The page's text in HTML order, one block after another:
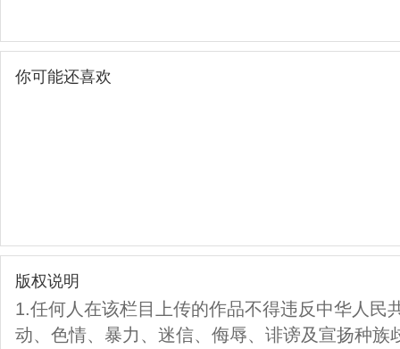
你可能还喜欢
版权说明
1.任何人在该栏目上传的作品不得违反中华人民
动、色情、暴力、迷信、侮辱、诽谤及宣扬种族